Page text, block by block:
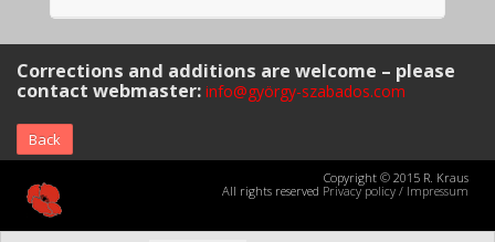
Corrections and additions are welcome – please
contact webmaster: info@györgy-szabados.com
Back
Copyright © 2015 R. Kraus
All rights reserved Privacy policy / Impressum